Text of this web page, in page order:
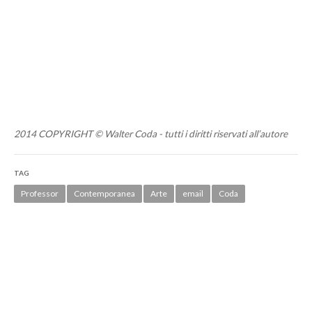
2014 COPYRIGHT © Walter Coda - tutti i diritti riservati all’autore
TAG
Professor Contemporanea Arte email Coda